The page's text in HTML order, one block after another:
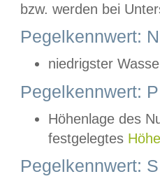
bzw. werden bei
Pegelkennwert:
niedrigster
Pegelkennwert:
Höhenlage des
festgelegtes
Pegelkennwert: